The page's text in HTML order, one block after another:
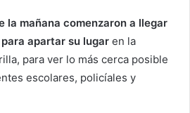
la mañana comenzaron a llegar
apartar su lugar en la
para ver lo más cerca posible
escolares, policíales y